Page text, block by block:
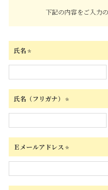
下記の内容をご入力
氏名
(必
氏名（フリガナ）
(必
Ｅメールアドレス
(必